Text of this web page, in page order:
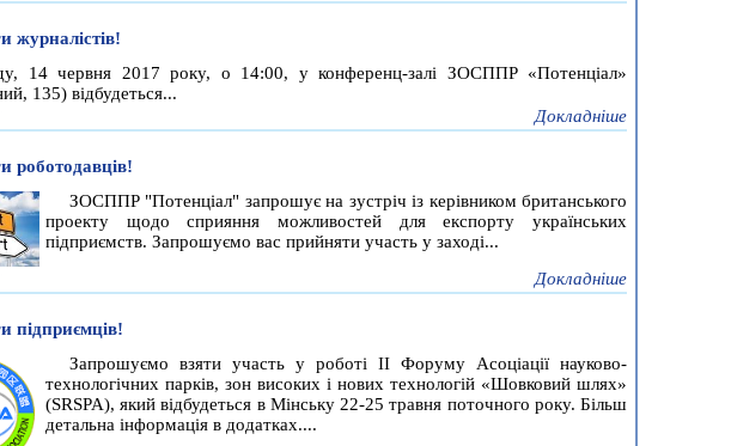
журналістів!
14 червня 2017 року, о 14:00, у конференц-залі ЗОСППР «Потенціал»
135) відбудеться...
Докладніше
роботодавців!
ЗОСППР "Потенціал" запрошує на зустріч із керівником британського
проекту щодо сприяння можливостей для експорту українських
підприємств. Запрошуємо вас прийняти участь у заході...
Докладніше
підприємців!
Запрошуємо взяти участь у роботі ІІ Форуму Асоціації науково-
технологічних парків, зон високих і нових технологій «Шовковий шлях»
(SRSPA), який відбудеться в Мінську 22-25 травня поточного року. Більш
детальна інформація в додатках....